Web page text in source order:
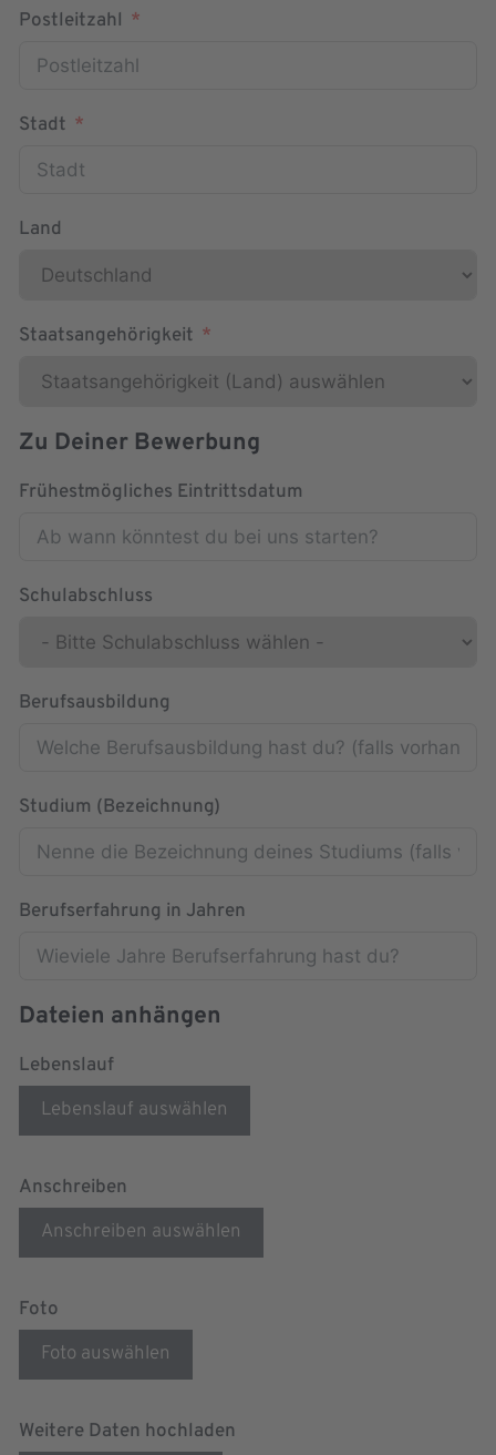
Postleitzahl
Stadt
Land
Staatsangehörigkeit
Zu Deiner Bewerbung
Frühestmögliches Eintrittsdatum
Schulabschluss
Berufsausbildung
Studium (Bezeichnung)
Berufserfahrung in Jahren
Dateien anhängen
Lebenslauf
Lebenslauf auswählen
Anschreiben
Anschreiben auswählen
Foto
Foto auswählen
Weitere Daten hochladen